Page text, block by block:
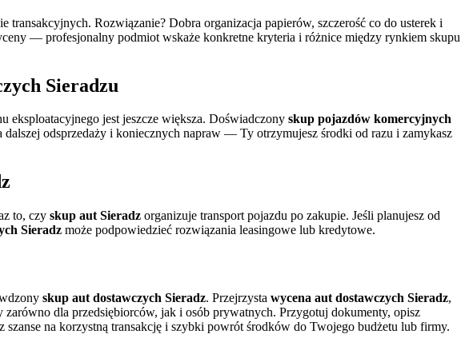
transakcyjnych. Rozwiązanie? Dobra organizacja papierów, szczerość co do usterek i
— profesjonalny podmiot wskaże konkretne kryteria i różnice między rynkiem skupu
Sieradzu
eksploatacyjnego jest jeszcze większa. Doświadczony skup pojazdów komercyjnych
odsprzedaży i koniecznych napraw — Ty otrzymujesz środki od razu i zamykasz
to, czy skup aut Sieradz organizuje transport pojazdu po zakupie. Jeśli planujesz od
Sieradz może podpowiedzieć rozwiązania leasingowe lub kredytowe.
skup aut dostawczych Sieradz. Przejrzysta wycena aut dostawczych Sieradz,
dla przedsiębiorców, jak i osób prywatnych. Przygotuj dokumenty, opisz
na korzystną transakcję i szybki powrót środków do Twojego budżetu lub firmy.